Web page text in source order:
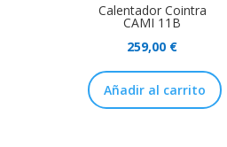
Calentador Cointra
CAMI 11B
259,00 €
Añadir al carrito